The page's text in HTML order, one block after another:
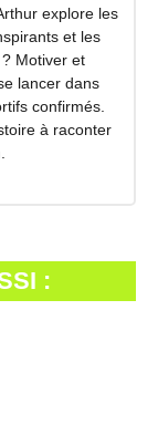
explore les
et les
Motiver et
lancer dans
confirmés.
à raconter
: